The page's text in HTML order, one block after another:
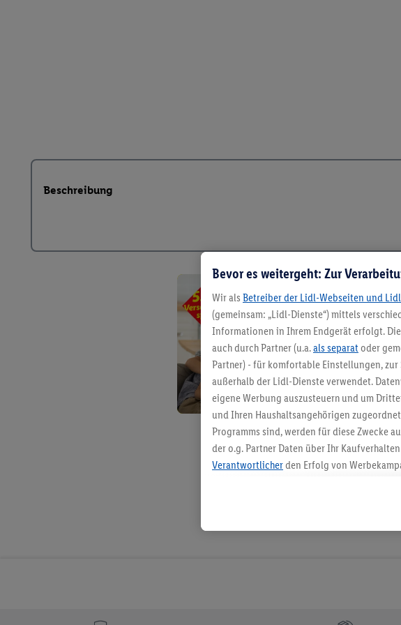
Beschreibung
Bevor es weitergeht: Zur
Wir als Betreiber der Lidl-Webseiten und
(gemeinsam: „Lidl-Dienste“) mittels
Informationen in Ihrem Endgerät erfolgt.
auch durch Partner (u.a.als separat oder
Partner) - für komfortable Einstellungen,
außerhalb der Lidl-Dienste verwendet.
eigene Werbung auszusteuern und um
und Ihren Haushaltsangehörigen
Programms sind, werden für diese Zwecke
der o.g. Partner Daten über Ihr
Verantwortlicherden Erfolg von
angereicherten Profilen. Dies umfasst die
Kaufverhalten in den Lidl-Diensten,
genauen Standortdaten) auch über
Erfolgsmessung der Werbung, zur
Sicherung und Optimierung dieser